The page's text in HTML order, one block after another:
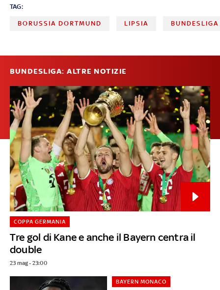
TAG:
BORUSSIA DORTMUND LIPSIA
BUNDESLIGA: ALTRE NOTIZIE
Tre gol di Kane e anche il Bayern centra il
double
COPPA GERMANIA
23 mag - 23:00
BAYERN MONACO